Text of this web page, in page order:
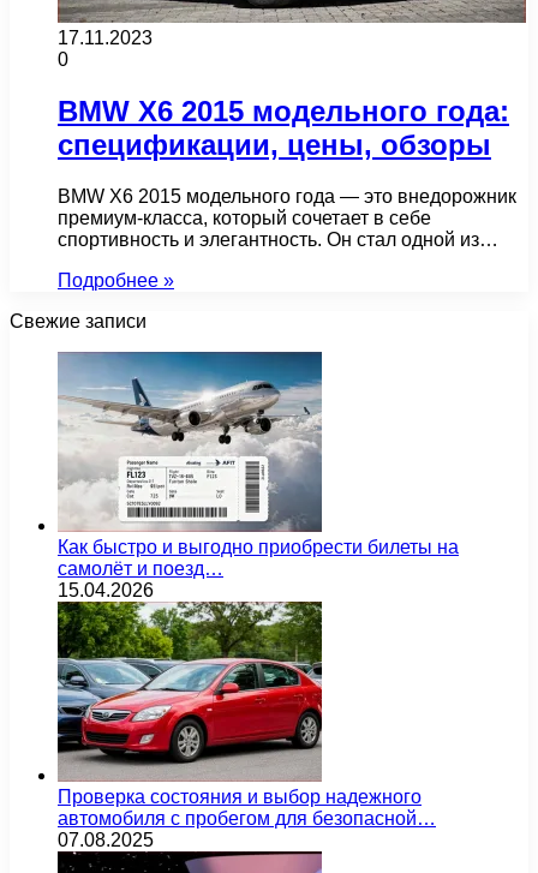
17.11.2023
0
BMW X6 2015 модельного года:
спецификации, цены, обзоры
BMW X6 2015 модельного года — это внедорожник
премиум-класса, который сочетает в себе
спортивность и элегантность. Он стал одной из…
Подробнее »
Свежие записи
Как быстро и выгодно приобрести билеты на
самолёт и поезд…
15.04.2026
Проверка состояния и выбор надежного
автомобиля с пробегом для безопасной…
07.08.2025